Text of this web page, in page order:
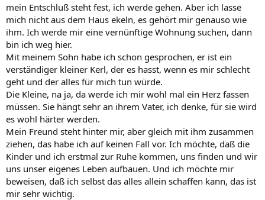
mein Entschluß steht fest, ich werde gehen. Aber ich lasse
mich nicht aus dem Haus ekeln, es gehört mir genauso wie
ihm. Ich werde mir eine vernünftige Wohnung suchen, dann
bin ich weg hier.
Mit meinem Sohn habe ich schon gesprochen, er ist ein
verständiger kleiner Kerl, der es hasst, wenn es mir schlecht
geht und der alles für mich tun würde.
Die Kleine, na ja, da werde ich mir wohl mal ein Herz fassen
müssen. Sie hängt sehr an ihrem Vater, ich denke, für sie wird
es wohl härter werden.
Mein Freund steht hinter mir, aber gleich mit ihm zusammen
ziehen, das habe ich auf keinen Fall vor. Ich möchte, daß die
Kinder und ich erstmal zur Ruhe kommen, uns finden und wir
uns unser eigenes Leben aufbauen. Und ich möchte mir
beweisen, daß ich selbst das alles allein schaffen kann, das ist
mir sehr wichtig.